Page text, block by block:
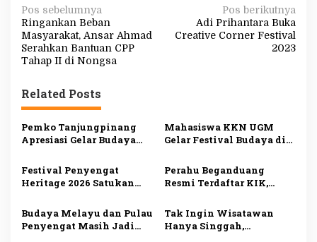
N
a
v
i
g
a
s
i
p
o
s
Pos sebelumnya
Ringankan Beban
Masyarakat, Ansar Ahmad
Serahkan Bantuan CPP
Tahap II di Nongsa
Pos berikutnya
Adi Prihantara Buka
Creative Corner Festival
2023
Related Posts
Pemko Tanjungpinang
Apresiasi Gelar Budaya
Pelestarian Warisan
Melayu di Penyengat
Mahasiswa KKN UGM
Gelar Festival Budaya di
Warisan Melayu dan
Dorong Wisata Sejarah
Festival Penyengat
Heritage 2026 Satukan
Semarakkan Wisata
Maritim Kepri
Perahu Beganduang
Resmi Terdaftar KIK,
Suhardiman Amby
Lestarikan Budaya
Kuansing
Budaya Melayu dan Pulau
Penyengat Masih Jadi
Tak Ingin Wisatawan
Hanya Singgah,